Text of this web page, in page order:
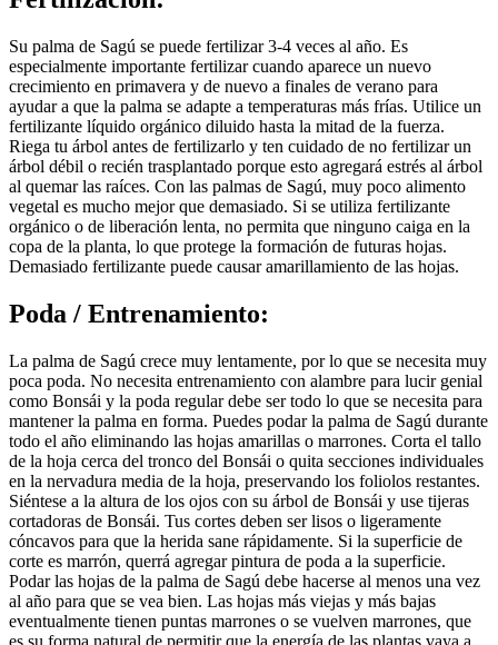
Su palma de Sagú se puede fertilizar 3-4 veces al año. Es
especialmente importante fertilizar cuando aparece un nuevo
crecimiento en primavera y de nuevo a finales de verano para
ayudar a que la palma se adapte a temperaturas más frías. Utilice un
fertilizante líquido orgánico diluido hasta la mitad de la fuerza.
Riega tu árbol antes de fertilizarlo y ten cuidado de no fertilizar un
árbol débil o recién trasplantado porque esto agregará estrés al árbol
al quemar las raíces. Con las palmas de Sagú, muy poco alimento
vegetal es mucho mejor que demasiado. Si se utiliza fertilizante
orgánico o de liberación lenta, no permita que ninguno caiga en la
copa de la planta, lo que protege la formación de futuras hojas.
Demasiado fertilizante puede causar amarillamiento de las hojas.
Poda / Entrenamiento:
La palma de Sagú crece muy lentamente, por lo que se necesita muy
poca poda. No necesita entrenamiento con alambre para lucir genial
como Bonsái y la poda regular debe ser todo lo que se necesita para
mantener la palma en forma. Puedes podar la palma de Sagú durante
todo el año eliminando las hojas amarillas o marrones. Corta el tallo
de la hoja cerca del tronco del Bonsái o quita secciones individuales
en la nervadura media de la hoja, preservando los foliolos restantes.
Siéntese a la altura de los ojos con su árbol de Bonsái y use tijeras
cortadoras de Bonsái. Tus cortes deben ser lisos o ligeramente
cóncavos para que la herida sane rápidamente. Si la superficie de
corte es marrón, querrá agregar pintura de poda a la superficie.
Podar las hojas de la palma de Sagú debe hacerse al menos una vez
al año para que se vea bien. Las hojas más viejas y más bajas
eventualmente tienen puntas marrones o se vuelven marrones, que
es su forma natural de permitir que la energía de las plantas vaya a